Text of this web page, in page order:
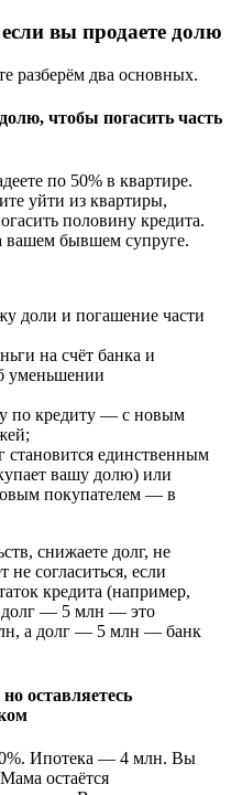
вы продаете долю
разберём два основных.
чтобы погасить часть
по 50% в квартире.
уйти из квартиры,
половину кредита.
бывшем супруге.
доли и погашение части
на счёт банка и
уменьшении
по кредиту — с новым
единственным
вашу долю) или
покупателем — в
снижаете долг, не
согласиться, если
кредита (например,
долг — 5 млн — это
а долг — 5 млн — банк
оставляетесь
Ипотека — 4 млн. Вы
остаётся